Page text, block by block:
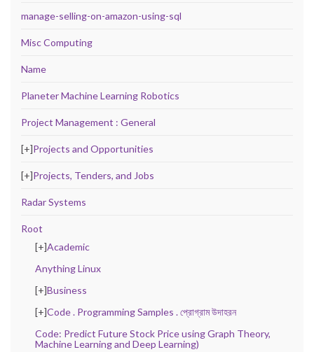
manage-selling-on-amazon-using-sql
Misc Computing
Name
Planeter Machine Learning Robotics
Project Management : General
[+]Projects and Opportunities
[+]Projects, Tenders, and Jobs
Radar Systems
Root
[+]Academic
Anything Linux
[+]Business
[+]Code . Programming Samples . প্রোগ্রাম উদাহরন
Code: Predict Future Stock Price using Graph Theory,
Machine Learning and Deep Learning)